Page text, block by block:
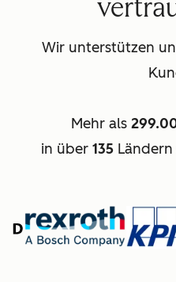
Wir unterstützen
Mehr als
in über 135